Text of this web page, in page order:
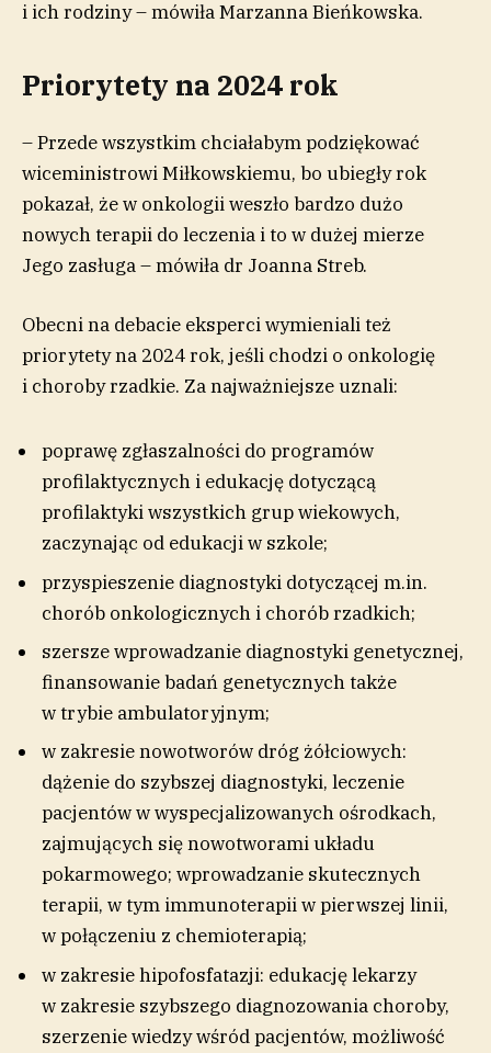
i ich rodziny – mówiła Marzanna Bieńkowska.
Priorytety na 2024 rok
– Przede wszystkim chciałabym podziękować
wiceministrowi Miłkowskiemu, bo ubiegły rok
pokazał, że w onkologii weszło bardzo dużo
nowych terapii do leczenia i to w dużej mierze
Jego zasługa – mówiła dr Joanna Streb.
Obecni na debacie eksperci wymieniali też
priorytety na 2024 rok, jeśli chodzi o onkologię
i choroby rzadkie. Za najważniejsze uznali:
poprawę zgłaszalności do programów
profilaktycznych i edukację dotyczącą
profilaktyki wszystkich grup wiekowych,
zaczynając od edukacji w szkole;
przyspieszenie diagnostyki dotyczącej m.in.
chorób onkologicznych i chorób rzadkich;
szersze wprowadzanie diagnostyki genetycznej,
finansowanie badań genetycznych także
w trybie ambulatoryjnym;
w zakresie nowotworów dróg żółciowych:
dążenie do szybszej diagnostyki, leczenie
pacjentów w wyspecjalizowanych ośrodkach,
zajmujących się nowotworami układu
pokarmowego; wprowadzanie skutecznych
terapii, w tym immunoterapii w pierwszej linii,
w połączeniu z chemioterapią;
w zakresie hipofosfatazji: edukację lekarzy
w zakresie szybszego diagnozowania choroby,
szerzenie wiedzy wśród pacjentów, możliwość